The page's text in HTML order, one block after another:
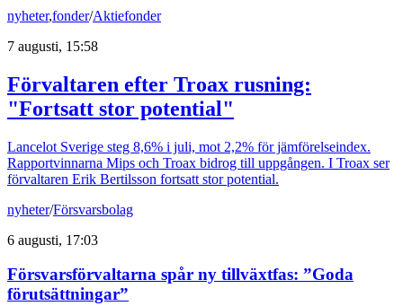
nyheter,fonder/Aktiefonder
7 augusti, 15:58
Förvaltaren efter Troax rusning:
"Fortsatt stor potential"
Lancelot Sverige steg 8,6% i juli, mot 2,2% för jämförelseindex.
Rapportvinnarna Mips och Troax bidrog till uppgången. I Troax ser
förvaltaren Erik Bertilsson fortsatt stor potential.
nyheter/Försvarsbolag
6 augusti, 17:03
Försvarsförvaltarna spår ny tillväxtfas: ”Goda
förutsättningar”